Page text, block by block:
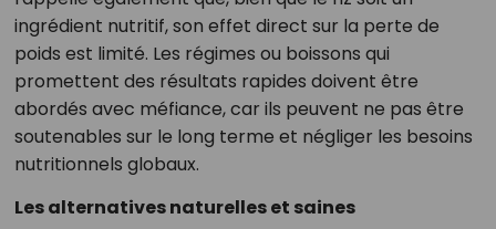
ingrédient nutritif, son effet direct sur la perte de
poids est limité. Les régimes ou boissons qui
promettent des résultats rapides doivent être
abordés avec méfiance, car ils peuvent ne pas être
soutenables sur le long terme et négliger les besoins
nutritionnels globaux.
Les alternatives naturelles et saines